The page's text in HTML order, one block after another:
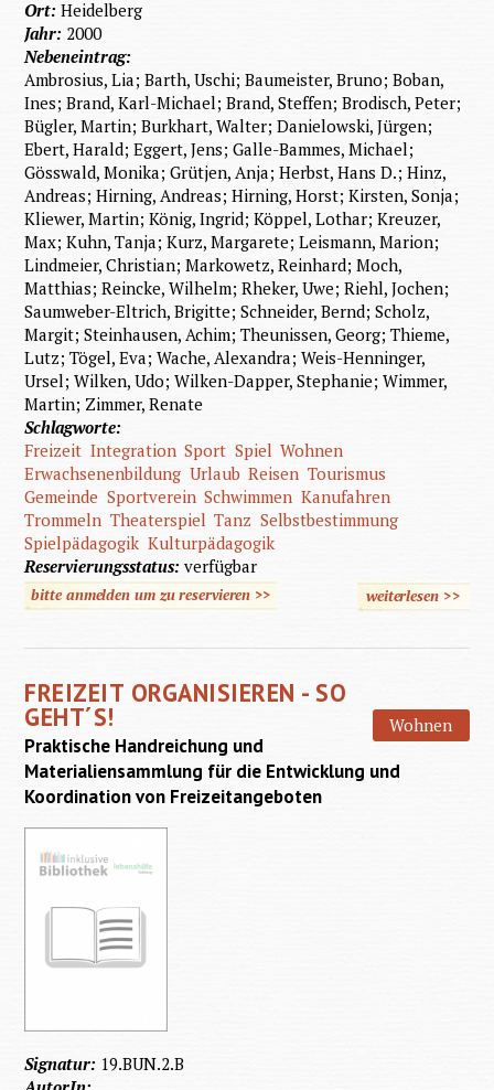
Ort:Heidelberg
Jahr: 2000
Nebeneintrag:
Ambrosius, Lia; Barth, Uschi; Baumeister, Bruno; Boban,
Ines; Brand, Karl-Michael; Brand, Steffen; Brodisch, Peter;
Bügler, Martin; Burkhart, Walter; Danielowski, Jürgen;
Ebert, Harald; Eggert, Jens; Galle-Bammes, Michael;
Gösswald, Monika; Grütjen, Anja; Herbst, Hans D.; Hinz,
Andreas; Hirning, Andreas; Hirning, Horst; Kirsten, Sonja;
Kliewer, Martin; König, Ingrid; Köppel, Lothar; Kreuzer,
Max; Kuhn, Tanja; Kurz, Margarete; Leismann, Marion;
Lindmeier, Christian; Markowetz, Reinhard; Moch,
Matthias; Reincke, Wilhelm; Rheker, Uwe; Riehl, Jochen;
Saumweber-Eltrich, Brigitte; Schneider, Bernd; Scholz,
Margit; Steinhausen, Achim; Theunissen, Georg; Thieme,
Lutz; Tögel, Eva; Wache, Alexandra; Weis-Henninger,
Ursel; Wilken, Udo; Wilken-Dapper, Stephanie; Wimmer,
Martin; Zimmer, Renate
Schlagworte:
Freizeit Integration Sport Spiel Wohnen
Erwachsenenbildung Urlaub Reisen Tourismus
Gemeinde Sportverein Schwimmen Kanufahren
Trommeln Theaterspiel Tanz Selbstbestimmung
Spielpädagogik Kulturpädagogik
Reservierungsstatus:verfügbar
bitte anmelden um zu reservieren >> weiterlesen>>
FREIZEIT ORGANISIEREN - SO
GEHT´S! Wohnen
Praktische Handreichung und
Materialiensammlung für die Entwicklung und
Koordination von Freizeitangeboten
Signatur: 19.BUN.2.B